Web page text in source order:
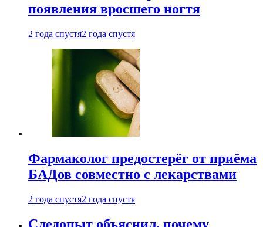
появления вросшего ногтя
2 года спустя2 года спустя
Фармаколог предостерёг от приёма
БАДов совместно с лекарствами
2 года спустя2 года спустя